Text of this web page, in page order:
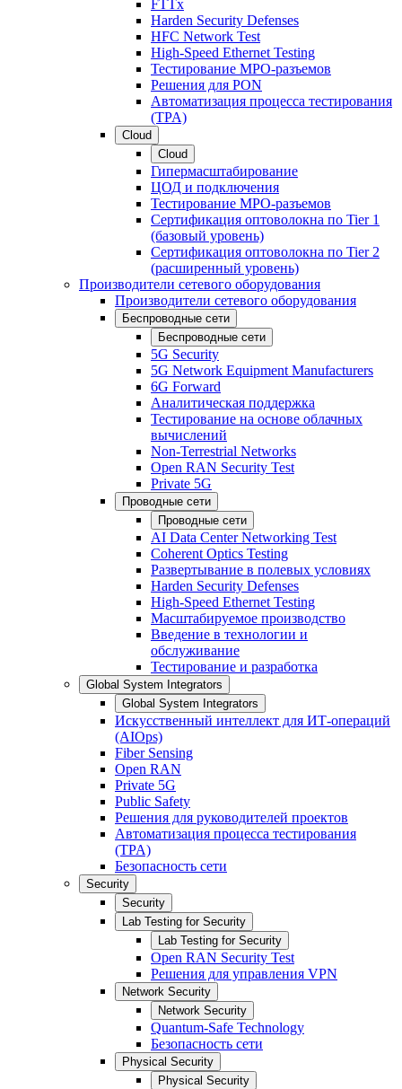
FTTx
Harden Security Defenses
HFC Network Test
High-Speed Ethernet Testing
Тестирование МРО-разъемов
Решения для PON
Автоматизация процесса тестирования
(TPA)
Cloud
Cloud
Гипермасштабирование
ЦОД и подключения
Тестирование МРО-разъемов
Сертификация оптоволокна по Tier 1
(базовый уровень)
Сертификация оптоволокна по Tier 2
(расширенный уровень)
Производители сетевого оборудования
Производители сетевого оборудования
Беспроводные сети
Беспроводные сети
5G Security
5G Network Equipment Manufacturers
6G Forward
Аналитическая поддержка
Тестирование на основе облачных
вычислений
Non-Terrestrial Networks
Open RAN Security Test
Private 5G
Проводные сети
Проводные сети
AI Data Center Networking Test
Coherent Optics Testing
Развертывание в полевых условиях
Harden Security Defenses
High-Speed Ethernet Testing
Масштабируемое производство
Введение в технологии и
обслуживание
Тестирование и разработка
Global System Integrators
Global System Integrators
Искусственный интеллект для ИТ-операций
(AIOps)
Fiber Sensing
Open RAN
Private 5G
Public Safety
Решения для руководителей проектов
Автоматизация процесса тестирования
(TPA)
Безопасность сети
Security
Security
Lab Testing for Security
Lab Testing for Security
Open RAN Security Test
Решения для управления VPN
Network Security
Network Security
Quantum-Safe Technology
Безопасность сети
Physical Security
Physical Security